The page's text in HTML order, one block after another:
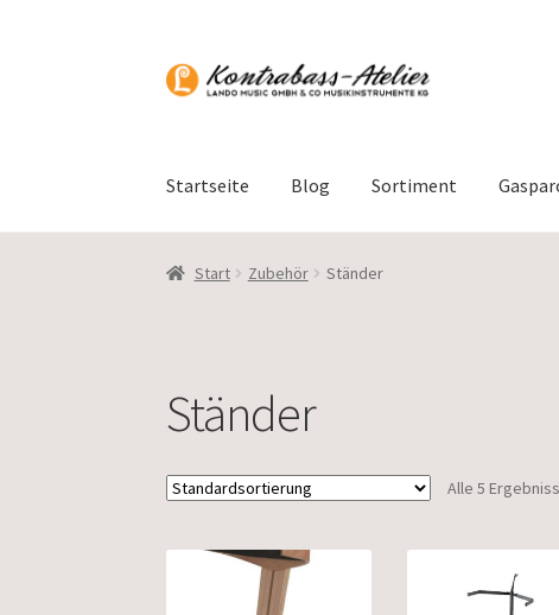
Zur
Navigation
Zum
Inhalt
Startseite Blog Sortiment
Start Zubehör Ständer
Ständer
Alle 5